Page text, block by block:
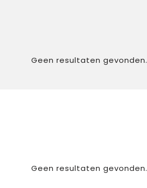
Geen resultaten gevonden.
Geen resultaten gevonden.